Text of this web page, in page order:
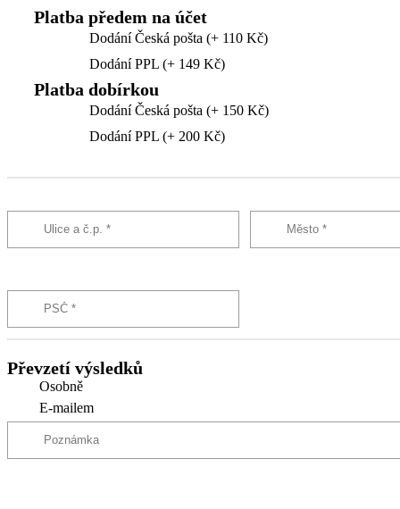
Platba předem na účet
Dodání Česká pošta (+ 110 Kč)
Dodání PPL (+ 149 Kč)
Platba dobírkou
Dodání Česká pošta (+ 150 Kč)
Dodání PPL (+ 200 Kč)
Převzetí výsledků
Osobně
E-mailem